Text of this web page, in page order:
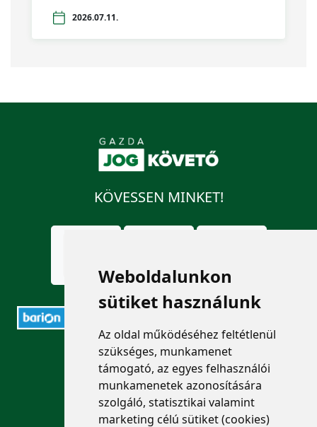
Weboldalunkon
sütiket használunk
Az oldal működéséhez feltétlenül
szükséges, munkamenet
támogató, az egyes felhasználói
munkamenetek azonosítására
szolgáló, statisztikai valamint
marketing célú sütiket (cookies)
2026.07.11.
KÖVESSEN MINKET!
ELÉRHETŐSÉGEK
+36 1 880 7600
info@mprx.hu